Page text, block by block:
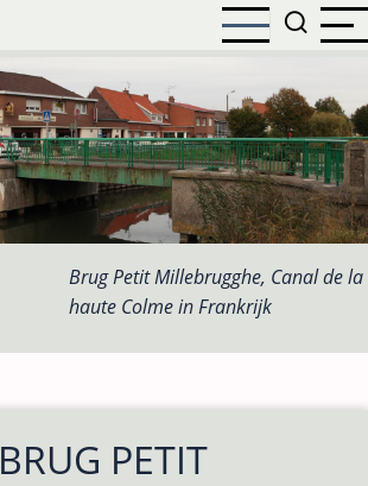
Brug Petit Millebrugghe, Canal de la
haute Colme in Frankrijk
BRUG PETIT